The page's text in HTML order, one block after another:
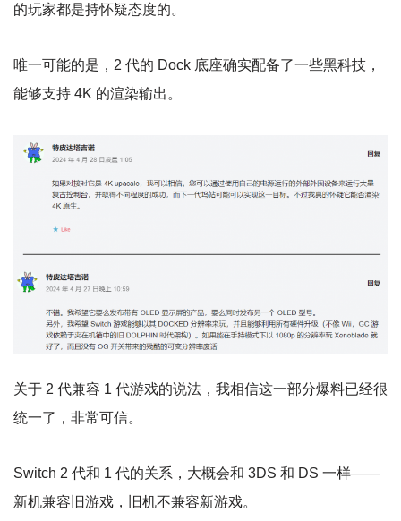
的玩家都是持怀疑态度的。
唯一可能的是，2 代的 Dock 底座确实配备了一些黑科技，
能够支持 4K 的渲染输出。
关于 2 代兼容 1 代游戏的说法，我相信这一部分爆料已经很
统一了，非常可信。
Switch 2 代和 1 代的关系，大概会和 3DS 和 DS 一样——
新机兼容旧游戏，旧机不兼容新游戏。